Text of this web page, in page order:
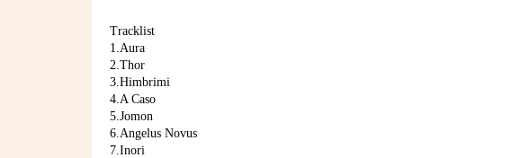
Tracklist
1.Aura
2.Thor
3.Himbrimi
4.A Caso
5.Jomon
6.Angelus Novus
7.Inori